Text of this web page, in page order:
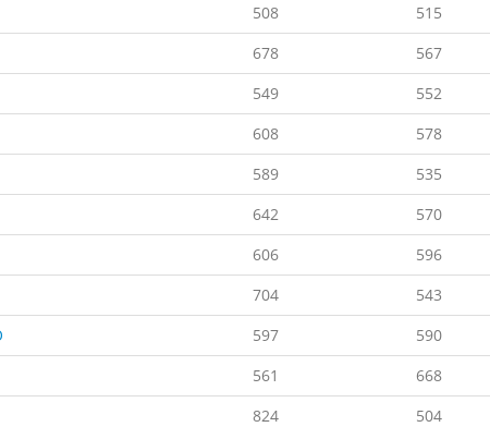
508 515
678 567
549 552
608 578
589 535
642 570
606 596
704 543
597 590
561 668
824 504